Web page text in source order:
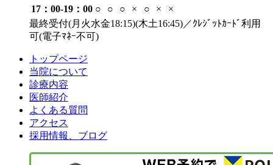
17：00-19：00 ○ ○ ○ × ○ ×
×
最終受付(月火水金18:15)(木土16:45)／ｸﾚｼﾞｯﾄｶｰﾄﾞ利用
可(電子ﾏﾈｰ不可)
トップページ
当院について
診療内容
医師紹介
よくある質問
アクセス
採用情報、ブログ